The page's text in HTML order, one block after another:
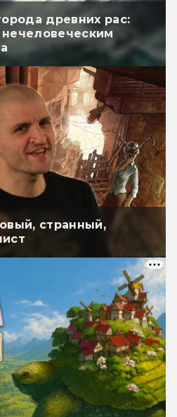
древних рас:
странный,